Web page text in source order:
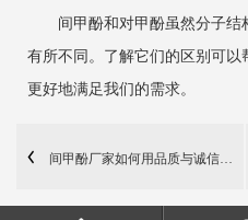
间甲酚和对甲酚虽然分子结
有所不同。了解它们的区别可
更好地满足我们的需求。
间甲酚厂家如何用品质与诚信打